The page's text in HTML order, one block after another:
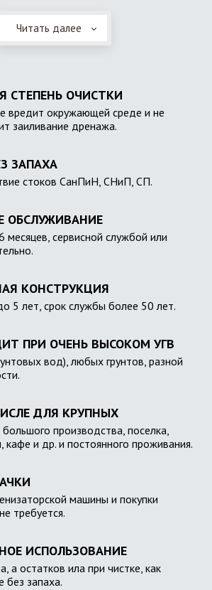
Читать далее
СТЕПЕНЬ ОЧИСТКИ
вредит окружающей среде и не
заиливание дренажа.
ЗАПАХА
стоков СанПиН, СНиП, СП.
ОБСЛУЖИВАНИЕ
месяцев, сервисной службой или
КОНСТРУКЦИЯ
5 лет, срок службы более 50 лет.
ПРИ ОЧЕНЬ ВЫСОКОМ УГВ
вод), любых грунтов, разной
ДЛЯ КРУПНЫХ
производства, поселка,
кафе и др. и постоянного проживания.
машины и покупки
требуется.
ИСПОЛЬЗОВАНИЕ
а остатков ила при чистке, как
без запаха.